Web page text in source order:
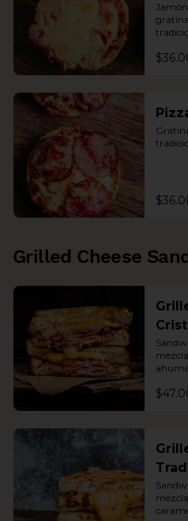
Grilled Cheese
con